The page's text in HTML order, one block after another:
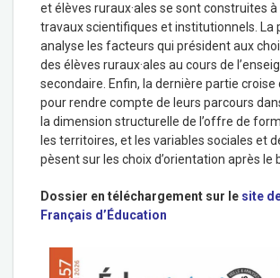
et élèves ruraux·ales se sont construites
travaux scientifiques et institutionnels. La
analyse les facteurs qui président aux
des élèves ruraux·ales au cours de
secondaire. Enfin, la dernière partie croise
pour rendre compte de leurs parcours
la dimension structurelle de l’offre de
les territoires, et les variables sociales et
pèsent sur les choix d’orientation après le
Dossier en téléchargement sur le site
Français d’Éducation